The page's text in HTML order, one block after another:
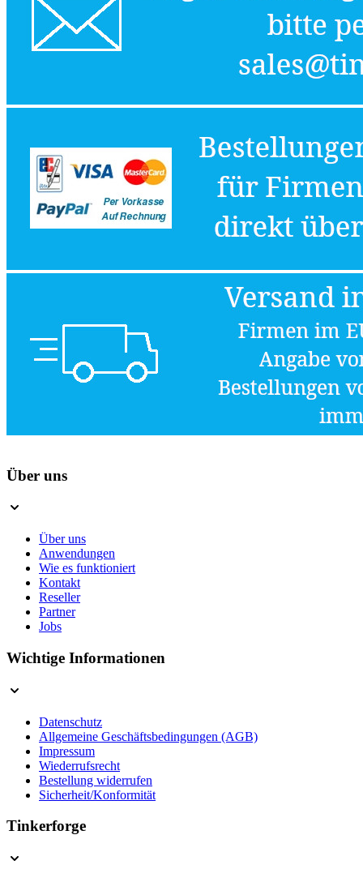
Über uns
Über uns
Anwendungen
Wie es funktioniert
Kontakt
Reseller
Partner
Jobs
Wichtige Informationen
Datenschutz
Allgemeine Geschäftsbedingungen (AGB)
Impressum
Wiederrufsrecht
Bestellung widerrufen
Sicherheit/Konformität
Tinkerforge